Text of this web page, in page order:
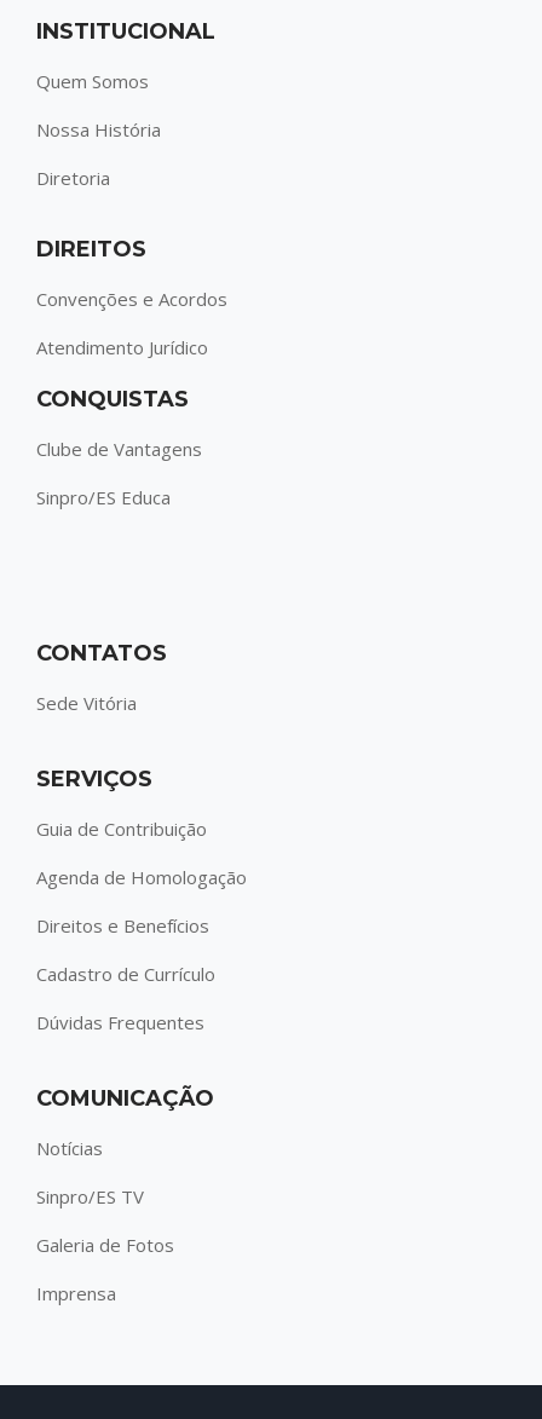
INSTITUCIONAL
Quem Somos
Nossa História
Diretoria
DIREITOS
Convenções e Acordos
Atendimento Jurídico
CONQUISTAS
Clube de Vantagens
Sinpro/ES Educa
CONTATOS
Sede Vitória
SERVIÇOS
Guia de Contribuição
Agenda de Homologação
Direitos e Benefícios
Cadastro de Currículo
Dúvidas Frequentes
COMUNICAÇÃO
Notícias
Sinpro/ES TV
Galeria de Fotos
Imprensa